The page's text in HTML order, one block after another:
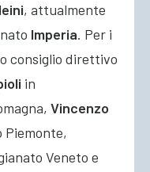
, attualmente
Imperia. Per i
consiglio direttivo
in
Vincenzo
Veneto e